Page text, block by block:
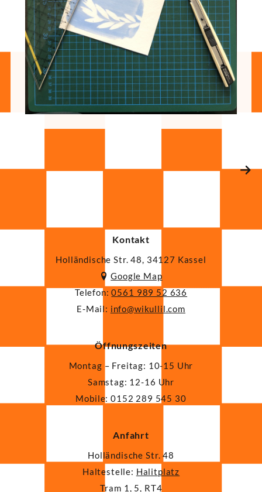
Kontakt
Holländische Str. 48, 34127 Kassel
Google Map
Telefon:0561 989 52 636
E-Mail:
moc.l
illuk
iw@of
ni
Öffnungszeiten
Montag – Freitag: 10-15 Uhr
Samstag: 12-16 Uhr
Mobile: 0152 289 545 30
Anfahrt
Holländische Str. 48
Haltestelle: Halitplatz
Tram 1, 5, RT4